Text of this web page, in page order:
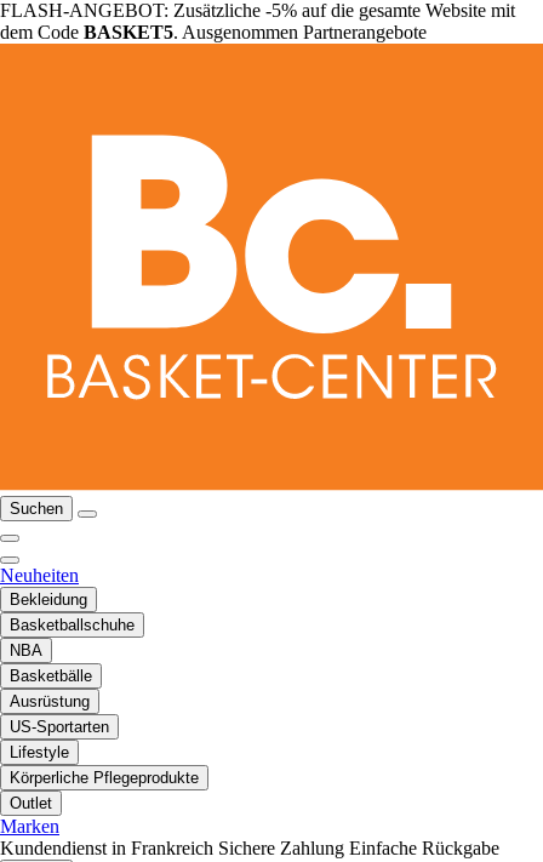
FLASH-ANGEBOT: Zusätzliche -5% auf die gesamte Website mit
dem Code BASKET5. Ausgenommen Partnerangebote
Suchen
Neuheiten
Bekleidung
Basketballschuhe
NBA
Basketbälle
Ausrüstung
US-Sportarten
Lifestyle
Körperliche Pflegeprodukte
Outlet
Marken
Kundendienst in Frankreich Sichere Zahlung Einfache Rückgabe